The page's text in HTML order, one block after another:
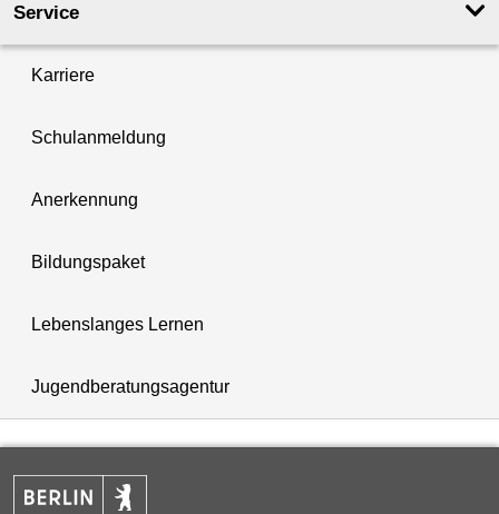
Service
Karriere
Schulanmeldung
Anerkennung
Bildungspaket
Lebenslanges Lernen
Jugendberatungsagentur